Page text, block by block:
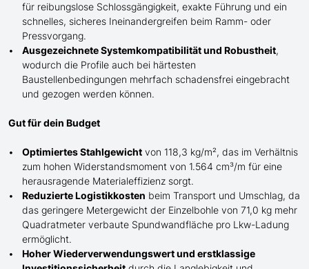
für reibungslose Schlossgängigkeit, exakte Führung und ein
schnelles, sicheres Ineinandergreifen beim Ramm- oder
Pressvorgang.
Ausgezeichnete Systemkompatibilität und Robustheit,
wodurch die Profile auch bei härtesten
Baustellenbedingungen mehrfach schadensfrei eingebracht
und gezogen werden können.
Gut für dein Budget
Optimiertes Stahlgewicht von 118,3 kg/m², das im Verhältnis
zum hohen Widerstandsmoment von 1.564 cm³/m für eine
herausragende Materialeffizienz sorgt.
Reduzierte Logistikkosten beim Transport und Umschlag, da
das geringere Metergewicht der Einzelbohle von 71,0 kg mehr
Quadratmeter verbaute Spundwandfläche pro Lkw-Ladung
ermöglicht.
Hoher Wiederverwendungswert und erstklassige